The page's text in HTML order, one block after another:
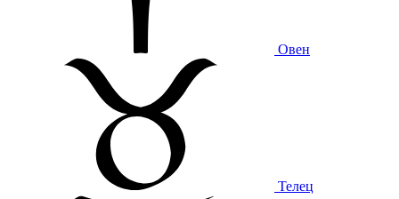
Овен
Телец